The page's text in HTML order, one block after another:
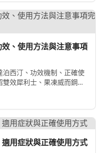
、使用方法與注意事項
泊西汀、功效機制、正確使
效犀利士、果凍威而鋼雙
用症狀與正確使用方式